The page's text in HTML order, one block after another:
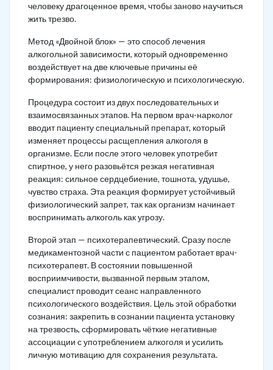
человеку драгоценное время, чтобы заново научиться
жить трезво.
Метод «Двойной блок» — это способ лечения
алкогольной зависимости, который одновременно
воздействует на две ключевые причины её
формирования: физиологическую и психологическую.
Процедура состоит из двух последовательных и
взаимосвязанных этапов. На первом врач-нарколог
вводит пациенту специальный препарат, который
изменяет процессы расщепления алкоголя в
организме. Если после этого человек употребит
спиртное, у него разовьётся резкая негативная
реакция: сильное сердцебиение, тошнота, удушье,
чувство страха. Эта реакция формирует устойчивый
физиологический запрет, так как организм начинает
воспринимать алкоголь как угрозу.
Второй этап — психотерапевтический. Сразу после
медикаментозной части с пациентом работает врач-
психотерапевт. В состоянии повышенной
восприимчивости, вызванной первым этапом,
специалист проводит сеанс направленного
психологического воздействия. Цель этой обработки
сознания: закрепить в сознании пациента установку
на трезвость, сформировать чёткие негативные
ассоциации с употреблением алкоголя и усилить
личную мотивацию для сохранения результата.